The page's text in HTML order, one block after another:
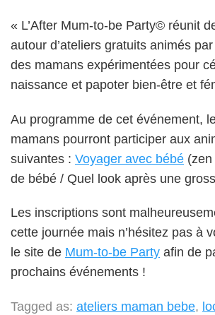
« L’After Mum-to-be Party© réunit
autour d’ateliers gratuits animés
des mamans expérimentées pour
naissance et papoter bien-être et
Au programme de cet événement,
mamans pourront participer aux
suivantes : Voyager avec bébé
de bébé / Quel look après une
Les inscriptions sont
cette journée mais n’hésitez pas à
le site de Mum-to-be Party afin de
prochains événements !
Tagged as: ateliers maman bebe,